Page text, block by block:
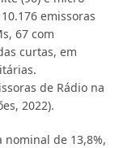
emissoras
67 com
curtas, em
de Rádio na
2022).
de 13,8%,